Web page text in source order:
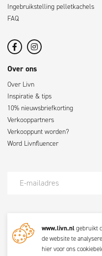
Ingebruikstelling pelletkachels
FAQ
Over ons
Over Livn
Inspiratie & tips
10% nieuwsbriefkorting
Verkooppartners
Verkooppunt worden?
Word Livnfluencer
De beste klustips en
je dan nu in voor de Livn
www.livn.nlgebruikt
de website te
hier voor ons